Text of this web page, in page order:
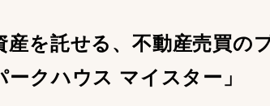
産を託せる、不動産売買の
ークハウス マイスター」